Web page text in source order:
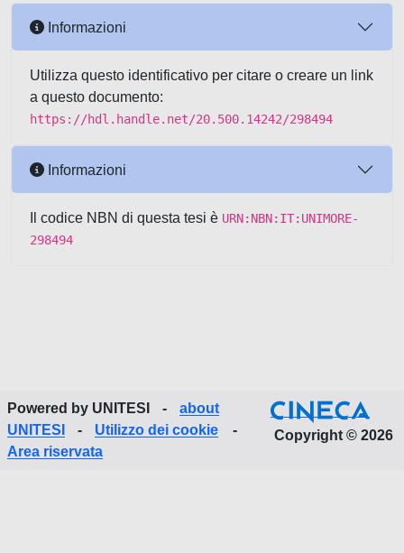
Informazioni
Utilizza questo identificativo per citare o creare un link
a questo documento:
https://hdl.handle.net/20.500.14242/298494
Informazioni
Il codice NBN di questa tesi è URN:NBN:IT:UNIMORE-
298494
Powered by UNITESI -
about
UNITESI
- Utilizzo dei cookie
-
Area riservata
Copyright © 2026